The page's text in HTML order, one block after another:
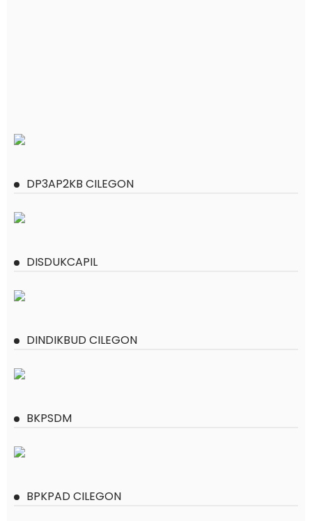
DP3AP2KB CILEGON
DISDUKCAPIL
DINDIKBUD CILEGON
BKPSDM
BPKPAD CILEGON